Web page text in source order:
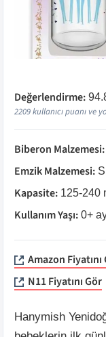
Değerlendirme:
2209kullanıcı puanı ve
Biberon Malzemesi:
Emzik Malzemesi:
Kapasite: 125-240
Kullanım Yaşı: 0+
Amazon Fiyatını
N11 Fiyatını Gör
Hanymish